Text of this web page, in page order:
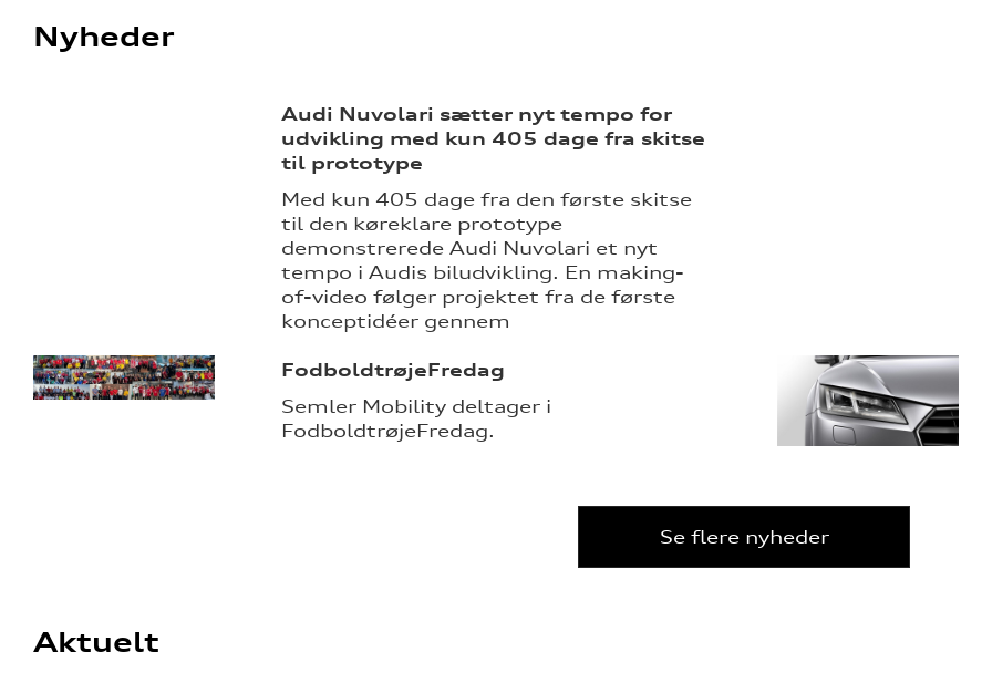
Nyheder
Audi Nuvolari sætter nyt tempo for
udvikling med kun 405 dage fra skitse
til prototype
Med kun 405 dage fra den første skitse
til den køreklare prototype
demonstrerede Audi Nuvolari et nyt
tempo i Audis biludvikling. En making-
of-video følger projektet fra de første
konceptidéer gennem
FodboldtrøjeFredag
Semler Mobility deltager i
FodboldtrøjeFredag.
Se flere nyheder
Aktuelt